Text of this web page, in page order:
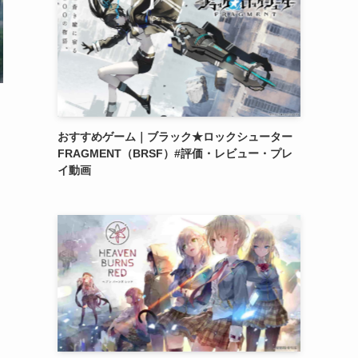
おすすめゲーム｜ブラック★ロックシューター
FRAGMENT（BRSF）#評価・レビュー・プレ
イ動画